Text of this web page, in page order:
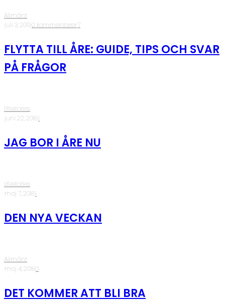
Allmänt
·juli 3, 2019·2 kommentarer·7
FLYTTA TILL ÅRE: GUIDE, TIPS OCH SVAR
PÅ FRÅGOR
lifestories
·juni 22, 2018·1
JAG BOR I ÅRE NU
lifestories
·maj 7, 2018·1
DEN NYA VECKAN
Allmänt
·maj 4, 2018·0
DET KOMMER ATT BLI BRA